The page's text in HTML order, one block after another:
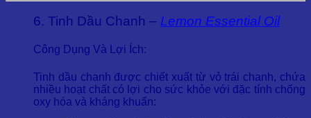
6. Tinh Dầu Chanh – Lemon Essential Oil
Công Dụng Và Lợi Ích:
Tinh dầu chanh được chiết xuất từ vỏ trái chanh, chứa
nhiều hoạt chất có lợi cho sức khỏe với đặc tính chống
oxy hóa và kháng khuẩn: